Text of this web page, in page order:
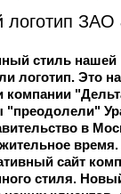
логотип ЗАО
стиль нашей
логотип. Это
компании
"преодолели"
в
сайт
стиля.